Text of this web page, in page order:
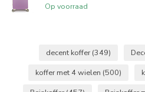
Op voorraad
decent koffer (349)
koffer met 4 wielen (500)